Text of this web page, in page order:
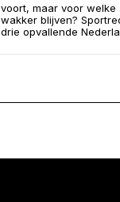
voort, maar voor
wakker blijven?
drie opvallende